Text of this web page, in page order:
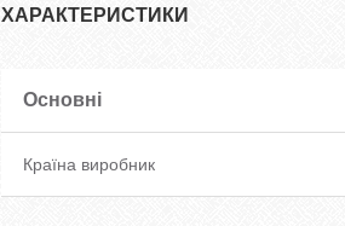
ХАРАКТЕРИСТИКИ
Основні
Країна виробник